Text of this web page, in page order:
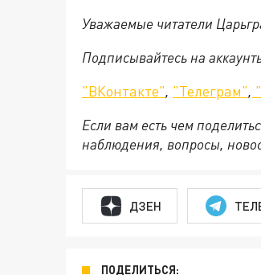
Уважаемые читатели
Подписывайтесь на
"ВКонтакте", "Телеграм",
Если вам есть чем
наблюдения, вопросы,
ДЗЕН
ПОДЕЛИТЬСЯ: